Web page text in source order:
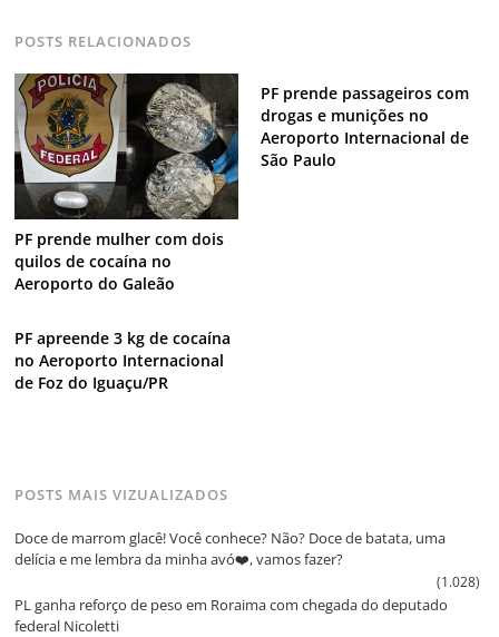
POSTS RELACIONADOS
PF prende mulher com dois
quilos de cocaína no
Aeroporto do Galeão
PF prende passageiros com
drogas e munições no
Aeroporto Internacional de
São Paulo
PF apreende 3 kg de cocaína
no Aeroporto Internacional
de Foz do Iguaçu/PR
POSTS MAIS VIZUALIZADOS
Doce de marrom glacê! Você conhece? Não? Doce de batata, uma
delícia e me lembra da minha avó❤️, vamos fazer?
(1.028)
PL ganha reforço de peso em Roraima com chegada do deputado
federal Nicoletti